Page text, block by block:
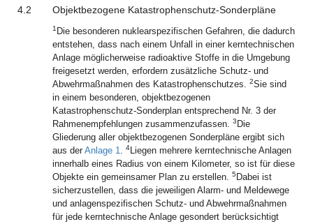
4.2 Objektbezogene Katastrophenschutz-Sonderpläne
1 Die besonderen nuklearspezifischen Gefahren, die dadurch
entstehen, dass nach einem Unfall in einer kerntechnischen
Anlage möglicherweise radioaktive Stoffe in die Umgebung
freigesetzt werden, erfordern zusätzliche Schutz- und
Abwehrmaßnahmen des Katastrophenschutzes. 2Sie sind
in einem besonderen, objektbezogenen
Katastrophenschutz-Sonderplan entsprechend Nr. 3 der
Rahmenempfehlungen zusammenzufassen. 3 Die
Gliederung aller objektbezogenen Sonderpläne ergibt sich
aus der Anlage 1. 4Liegen mehrere kerntechnische Anlagen
innerhalb eines Radius von einem Kilometer, so ist für diese
Objekte ein gemeinsamer Plan zu erstellen. 5 Dabei ist
sicherzustellen, dass die jeweiligen Alarm- und Meldewege
und anlagenspezifischen Schutz- und Abwehrmaßnahmen
für jede kerntechnische Anlage gesondert berücksichtigt